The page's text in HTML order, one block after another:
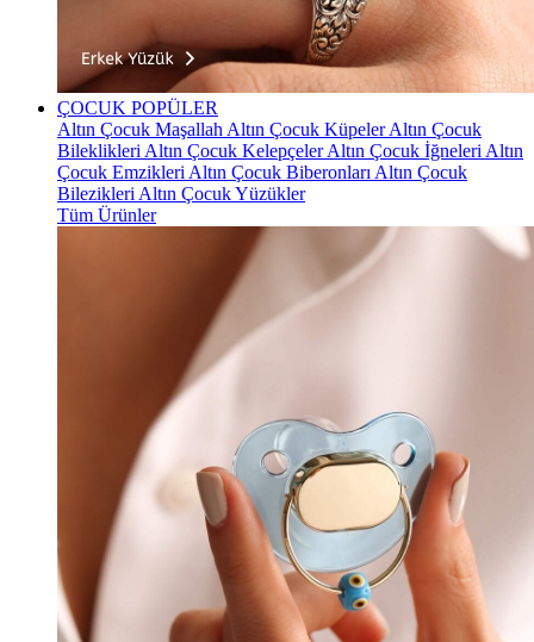
ÇOCUK POPÜLER
Altın Çocuk Maşallah Altın Çocuk KüpelerAltın Çocuk
Bileklikleri Altın Çocuk KelepçelerAltın Çocuk İğneleri Altın
Çocuk Emzikleri Altın Çocuk Biberonları Altın Çocuk
Bilezikleri Altın Çocuk Yüzükler
Tüm Ürünler